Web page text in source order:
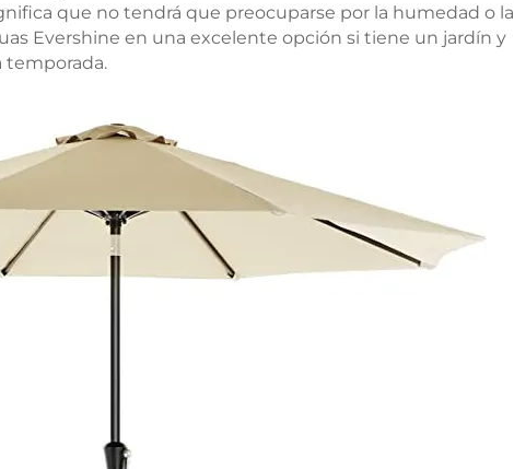
que no tendrá que preocuparse por la humedad o la
Evershine en una excelente opción si tiene un jardín y
temporada.